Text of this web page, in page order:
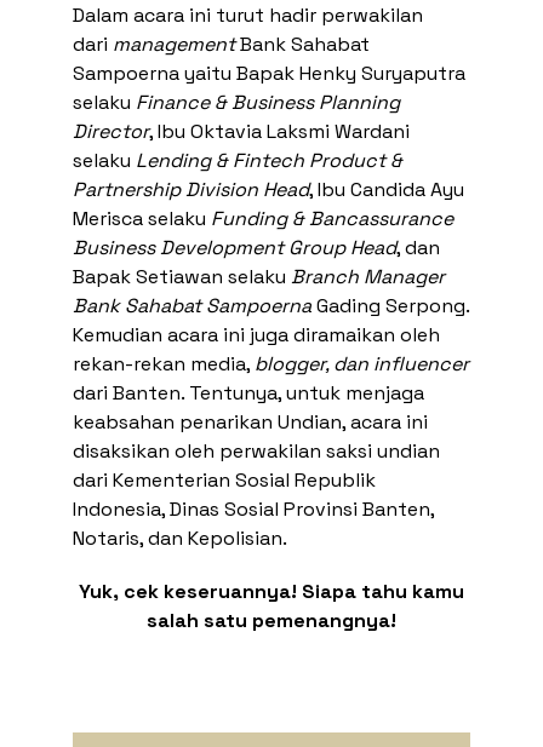
Dalam acara ini turut hadir perwakilan
dari managementBank Sahabat
Sampoerna yaitu Bapak Henky Suryaputra
selaku Finance & Business Planning
Director, Ibu Oktavia Laksmi Wardani
selaku Lending & Fintech Product &
Partnership Division Head, Ibu Candida Ayu
Merisca selaku Funding & Bancassurance
Business Development Group Head, dan
Bapak Setiawan selaku Branch Manager
Bank Sahabat SampoernaGading Serpong.
Kemudian acara ini juga diramaikan oleh
rekan-rekan media, blogger, dan influencer
dari Banten. Tentunya, untuk menjaga
keabsahan penarikan Undian, acara ini
disaksikan oleh perwakilan saksi undian
dari Kementerian Sosial Republik
Indonesia, Dinas Sosial Provinsi Banten,
Notaris, dan Kepolisian.
Yuk, cek keseruannya! Siapa tahu kamu
salah satu pemenangnya!